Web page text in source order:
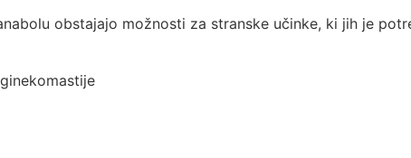
obstajajo možnosti za stranske učinke, ki jih je